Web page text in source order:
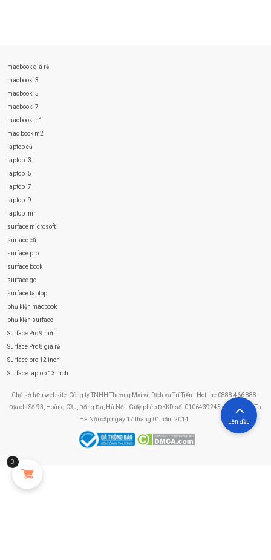
macbook giá rẻ
macbook i3
macbook i5
macbook i7
macbook m1
mac book m2
laptop cũ
laptop i3
laptop i5
laptop i7
laptop i9
laptop mini
surface microsoft
surface cũ
surface pro
surface book
surface go
surface laptop
phụ kiện macbook
phụ kiện surface
Surface Pro 9 mới
Surface Pro 8 giá rẻ
Surface pro 12 inch
Surface laptop 13 inch
Chủ sở hữu website: Công ty TNHH Thương Mại và Dịch vụ Trí Tiến - Hotline 0888 466 888 -
Địa chỉ Số 93, Hoàng Cầu, Đống Đa, Hà Nội. Giấy phép ĐKKD số: 0106439245 do Sở KHĐT Tp.
Hà Nội cấp ngày 17 tháng 01 năm 2014
0
Lên đầu